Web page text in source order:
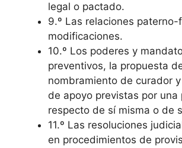
legal o pactado.
9.º Las relaciones paterno-
modificaciones.
10.º Los poderes y
preventivos, la propuesta
nombramiento de curador
de apoyo previstas por una
respecto de sí misma o de
11.º Las resoluciones
en procedimientos de